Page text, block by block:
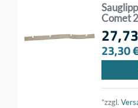
Comet
23,30
*zzgl.